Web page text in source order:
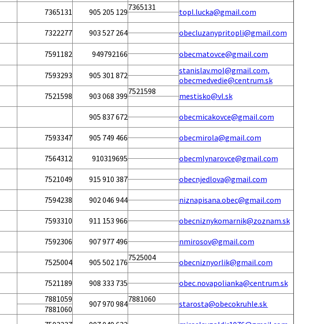
7365131 905 205 1297365131 topl.lucka@gmail.com
7322277 903 527 264 obecluzanypritopli@gmail.com
7591182 949792166 obecmatovce@gmail.com
7593293 905 301 872
stanislav.mol@gmail.com,
obecmedvedie@centrum.sk
7521598 903 068 3997521598 mestisko@vl.sk
905 837 672 obecmicakovce@gmail.com
7593347 905 749 466 obecmirola@gmail.com
7564312 910319695 obecmlynarovce@gmail.com
7521049 915 910 387 obecnjedlova@gmail.com
7594238 902 046 944 niznapisana.obec@gmail.com
7593310 911 153 966 obecniznykomarnik@zoznam.sk
7592306 907 977 496 nmirosov@gmail.com
7525004 905 502 1767525004 obecniznyorlik@gmail.com
7521189 908 333 735 obec.novapolianka@centrum.sk
7881059 907 970 9847881060 starosta@obecokruhle.sk
7881060